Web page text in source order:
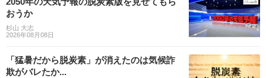
おうか
杉山 大志
2026年08月08日
「猛暑だから脱炭素」が消えたのは気候詐
欺がバレたか...